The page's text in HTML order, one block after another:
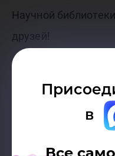
в
Все
Научной
друзей!
Фото автора и